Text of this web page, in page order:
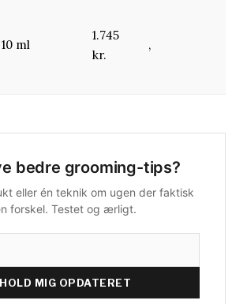
ml
1.745
kr.
,
bedre grooming-tips?
eller én teknik om ugen der faktisk
forskel. Testet og ærligt.
MIG OPDATERET